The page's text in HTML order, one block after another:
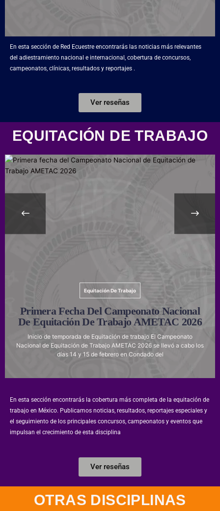
En esta sección de Red Ecuestre encontrarás las noticias más relevantes
del adiestramiento nacional e internacional, cobertura de concursos,
campeonatos, clínicas, resultados y reportajes .
Ver reseñas
EQUITACIÓN DE TRABAJO
Equitación De Trabajo
Primera Fecha Del Campeonato Nacional
De Equitación De Trabajo AMETAC 2026
Inicio de temporada de Equitación de trabajo El Campeonato
Nacional de Equitación de Trabajo AMETAC 2026 se llevó a cabo los
días 14 y 15 de febrero en Condado del
En esta sección encontrarás la cobertura más completa de la equitación de
trabajo en México. Publicamos noticias, resultados, reportajes especiales y
el seguimiento de los principales concursos, campeonatos y eventos que
impulsan el crecimiento de esta disciplina
Ver reseñas
OTRAS DISCIPLINAS